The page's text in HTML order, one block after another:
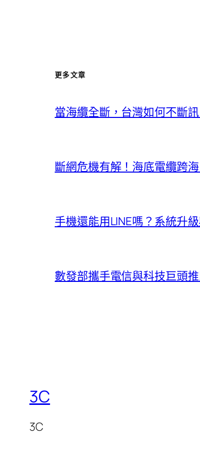
更多文章
當海纜全斷，台灣如何不斷
斷網危機有解！海底電纜跨
手機還能用LINE嗎？系統升
數發部攜手電信與科技巨頭
3C
3C